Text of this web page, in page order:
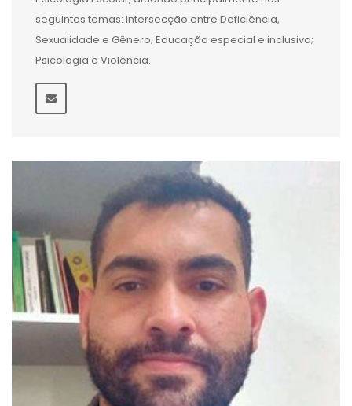
seguintes temas: Intersecção entre Deficiência,
Sexualidade e Gênero; Educação especial e inclusiva;
Psicologia e Violência.